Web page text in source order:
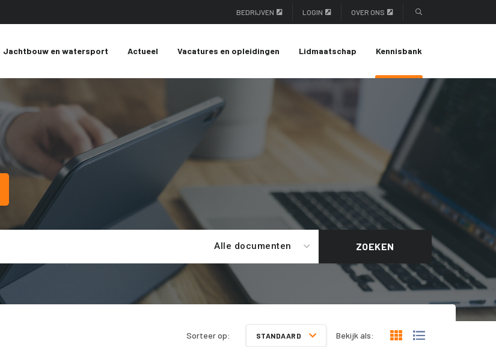
BEDRIJVEN LOGIN OVER ONS
Jachtbouw en watersport Actueel Vacatures en opleidingen Lidmaatschap Kennisbank
Alle documenten ZOEKEN
Sorteer op: STANDAARD Bekijk als: